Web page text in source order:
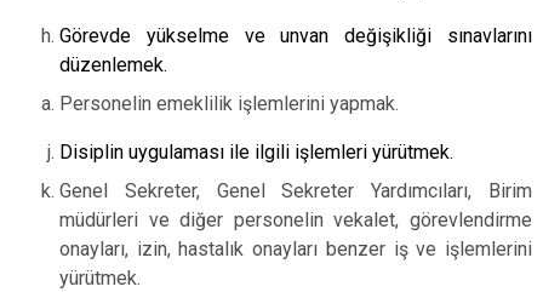
Görevde yükselme ve unvan değişikliği sınavlarını
düzenlemek.
Personelin emeklilik işlemlerini yapmak.
Disiplin uygulaması ile ilgili işlemleri yürütmek.
Genel Sekreter, Genel Sekreter Yardımcıları, Birim
müdürleri ve diğer personelin vekalet, görevlendirme
onayları, izin, hastalık onayları benzer iş ve işlemlerini
yürütmek.